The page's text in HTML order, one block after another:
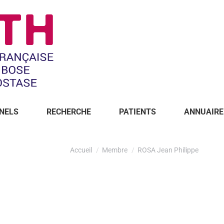
RECHERCHE PATIENTS ANNUAIRE
Accueil Membre ROSA Jean Philippe